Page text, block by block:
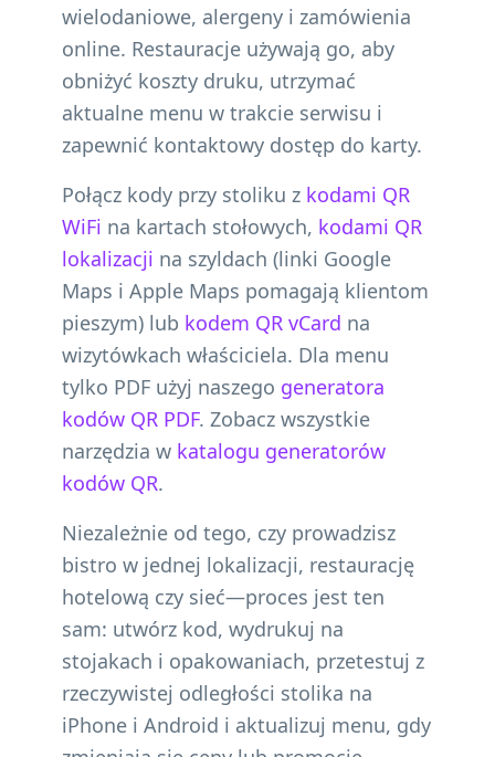
wielodaniowe, alergeny i zamówienia
online. Restauracje używają go, aby
obniżyć koszty druku, utrzymać
aktualne menu w trakcie serwisu i
zapewnić kontaktowy dostęp do karty.
Połącz kody przy stoliku z kodami QR
WiFi na kartach stołowych, kodami QR
lokalizacji na szyldach (linki Google
Maps i Apple Maps pomagają klientom
pieszym) lub kodem QR vCard na
wizytówkach właściciela. Dla menu
tylko PDF użyj naszego generatora
kodów QR PDF. Zobacz wszystkie
narzędzia w katalogu generatorów
kodów QR.
Niezależnie od tego, czy prowadzisz
bistro w jednej lokalizacji, restaurację
hotelową czy sieć—proces jest ten
sam: utwórz kod, wydrukuj na
stojakach i opakowaniach, przetestuj z
rzeczywistej odległości stolika na
iPhone i Android i aktualizuj menu, gdy